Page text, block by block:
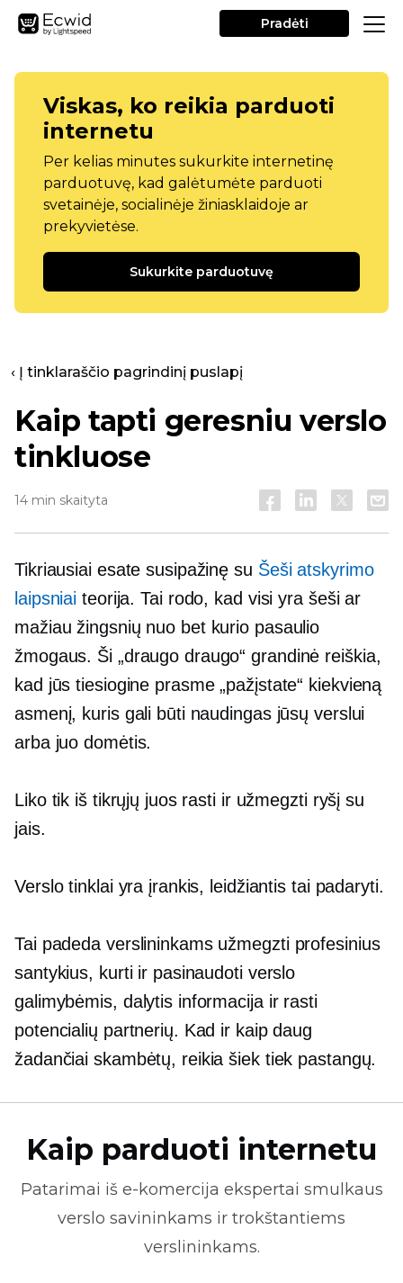
Pradėti
Viskas, ko reikia parduoti
internetu
Per kelias minutes sukurkite internetinę
parduotuvę, kad galėtumėte parduoti
svetainėje, socialinėje žiniasklaidoje ar
prekyvietėse.
Sukurkite parduotuvę
‹ Į tinklaraščio pagrindinį puslapį
Kaip tapti geresniu verslo
tinkluose
14 min skaityta
Tikriausiai esate susipažinę su Šeši atskyrimo
laipsniai teorija. Tai rodo, kad visi yra šeši ar
mažiau žingsnių nuo bet kurio pasaulio
žmogaus. Ši „draugo draugo“ grandinė reiškia,
kad jūs tiesiogine prasme „pažįstate“ kiekvieną
asmenį, kuris gali būti naudingas jūsų verslui
arba juo domėtis.
Liko tik iš tikrųjų juos rasti ir užmegzti ryšį su
jais.
Verslo tinklai yra įrankis, leidžiantis tai padaryti.
Tai padeda verslininkams užmegzti profesinius
santykius, kurti ir pasinaudoti verslo
galimybėmis, dalytis informacija ir rasti
potencialių partnerių. Kad ir kaip daug
žadančiai skambėtų, reikia šiek tiek pastangų.
Kaip parduoti internetu
Patarimai iš e-komercija ekspertai smulkaus
verslo savininkams ir trokštantiems
verslininkams.